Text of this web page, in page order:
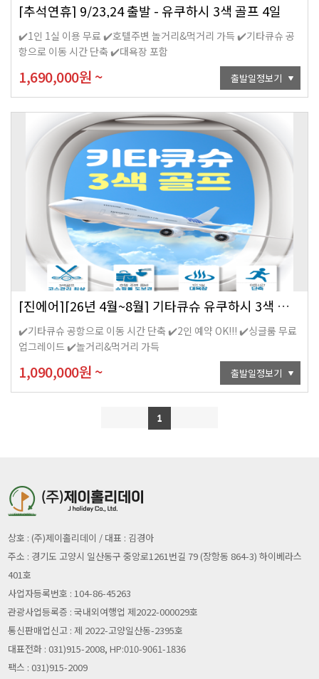
[추석연휴] 9/23,24 출발 - 유쿠하시 3색 골프 4일
✔️1인 1실 이용 무료 ✔️호텔주변 놀거리&먹거리 가득 ✔️기타큐슈 공
항으로 이동 시간 단축 ✔️대욕장 포함
1,690,000원 ~ 출발일정보기
[진에어][26년 4월~8월] 기타큐슈 유쿠하시 3색 골프 4일
✔️기타큐슈 공항으로 이동 시간 단축 ✔️2인 예약 OK!!! ✔️싱글룸 무료
업그레이드 ✔️놀거리&먹거리 가득
1,090,000원 ~ 출발일정보기
1
상호 : (주)제이홀리데이 / 대표 : 김경아
주소 : 경기도 고양시 일산동구 중앙로1261번길 79 (장항동 864-3) 하이베라스
401호
사업자등록번호 : 104-86-45263
관광사업등록증 : 국내외여행업 제2022-000029호
통신판매업신고 : 제 2022-고양일산동-2395호
대표전화 : 031)915-2008, HP:010-9061-1836
팩스 : 031)915-2009